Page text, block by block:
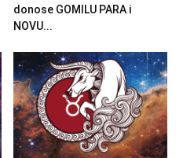
donose GOMILU PARA i
NOVU...